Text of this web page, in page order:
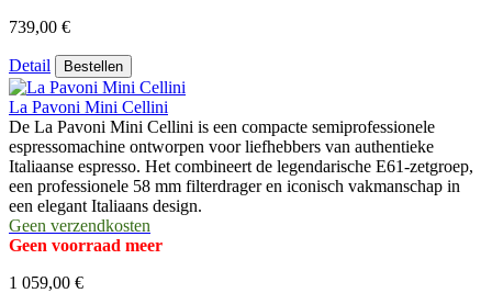
739,00 €
Detail Bestellen
La Pavoni Mini Cellini
De La Pavoni Mini Cellini is een compacte semiprofessionele
espressomachine ontworpen voor liefhebbers van authentieke
Italiaanse espresso. Het combineert de legendarische E61-zetgroep,
een professionele 58 mm filterdrager en iconisch vakmanschap in
een elegant Italiaans design.
Geen verzendkosten
Geen voorraad meer
1 059,00 €